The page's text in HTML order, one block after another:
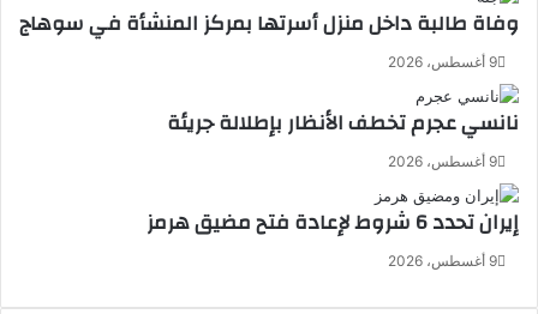
وفاة طالبة داخل منزل أسرتها بمركز المنشأة في سوهاج
9 أغسطس، 2026
نانسي عجرم تخطف الأنظار بإطلالة جريئة
9 أغسطس، 2026
إيران تحدد 6 شروط لإعادة فتح مضيق هرمز
9 أغسطس، 2026